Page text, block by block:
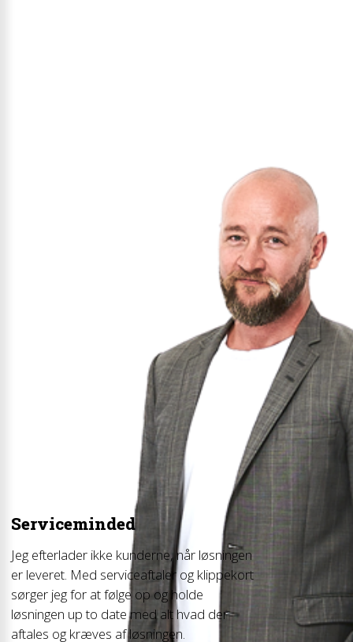
Serviceminded
Jeg efterlader ikke kunderne, når løsningen
er leveret. Med serviceaftaler og klippekort
sørger jeg for at følge op og holde
løsningen up to date med alt hvad der
aftales og kræves af løsningen.